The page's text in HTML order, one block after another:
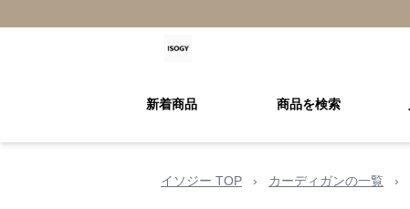
新着商品 商品を検索
イソジー TOP › カーディガンの一覧 ›